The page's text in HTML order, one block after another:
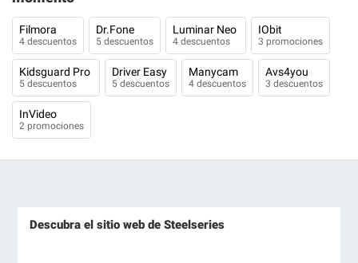
Filmora
4 descuentos
Dr.Fone
5 descuentos
Luminar Neo
4 descuentos
IObit
3 promociones
Kidsguard Pro
5 descuentos
Driver Easy
5 descuentos
Manycam
4 descuentos
Avs4you
3 descuentos
InVideo
2 promociones
Descubra el sitio web de Steelseries